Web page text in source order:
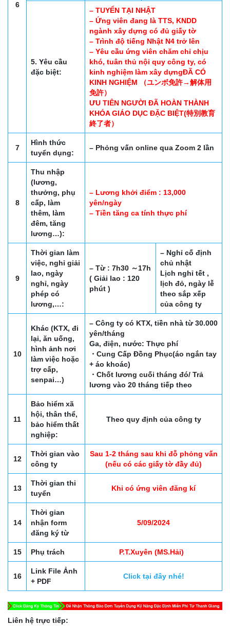
6
5. Yêu cầu
đặc biệt:
– TUYỂN TẠI NHẬT
– Ứng viên đang là TTS, KNDD
ngành xây dựng có đủ giấy tờ
– Trình độ tiếng Nhật N4 trở lên
– Yêu cầu ứng viên chăm chỉ chịu
khó, tuân thủ nội quy công ty, có
kinh nghiệm làm xây dựngĐÃ CÓ
KINH NGHIỆM （ユンボ免許→解体用
免許）
ƯU TIÊN NGƯỜI ĐÃ HOÀN THÀNH
KHÓA GIÁO DỤC ĐẶC BIỆT(特別教育
終了者）
7
Hình thức
tuyển dụng:
– Phỏng vấn online qua Zoom 2 lần
8
Thu nhập
(lương,
thưởng, phụ
cấp, làm
thêm, làm
đêm, tăng
lương…):
– Lương khởi điểm : 13,000
yên/ngày
– Tiền tăng ca tính thực phí
9
Thời gian làm
việc, nghỉ giải
lao, ngày
nghỉ, ngày
phép có
lương,…:
– Từ : 7h30 ～17h
( Giải lao : 120
phút )
– Nghỉ cố định
chủ nhật
Lịch nghỉ tết ,
lịch đỏ, ngày lễ
theo sắp xếp
của công ty
10
Khác (KTX, đi
lại, ăn uống,
hình ảnh nơi
làm việc hoặc
trợ cấp,
senpai…)
– Công ty có KTX, tiền nhà từ 30.000
yên/tháng
Ga, điện, nước: Thực phí
・Cung Cấp Đồng Phục(áo ngắn tay
+ áo khoác)
・Chốt lương cuối tháng đó/ Trả
lương vào 20 tháng tiếp theo
11
Bảo hiểm xã
hội, thân thể,
bảo hiểm thất
nghiệp:
Theo quy định của công ty
12
Thời gian vào
công ty
Sau 1-2 tháng sau khi đỗ phỏng vấn
(nếu có các giấy tờ đầy đủ)
13
Thời gian thi
tuyển
Khi có ứng viên đăng kí
14
Thời gian
nhận form
đăng ký từ
5/09/2024
15 Phụ trách P.T.Xuyên (MS.Hải)
16
Link File Ảnh
+ PDF
Click tại đây nhé!
Liên hệ trực tiếp: